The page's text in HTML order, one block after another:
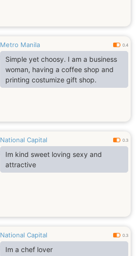
Metro Manila 0.4
Simple yet choosy. I am a business
woman, having a coffee shop and
printing costumize gift shop.
National Capital 0.3
Im kind sweet loving sexy and
attractive
National Capital 0.3
Im a chef lover